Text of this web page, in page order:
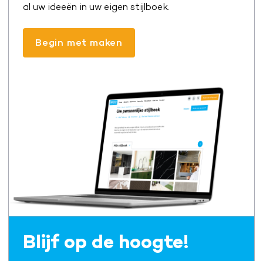
al uw ideeën in uw eigen stijlboek.
Begin met maken
Blijf op de hoogte!